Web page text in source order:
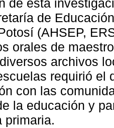
de esta
de
(AHSEP,
orales de
archivos
requirió el
con las
la educación y
primaria.